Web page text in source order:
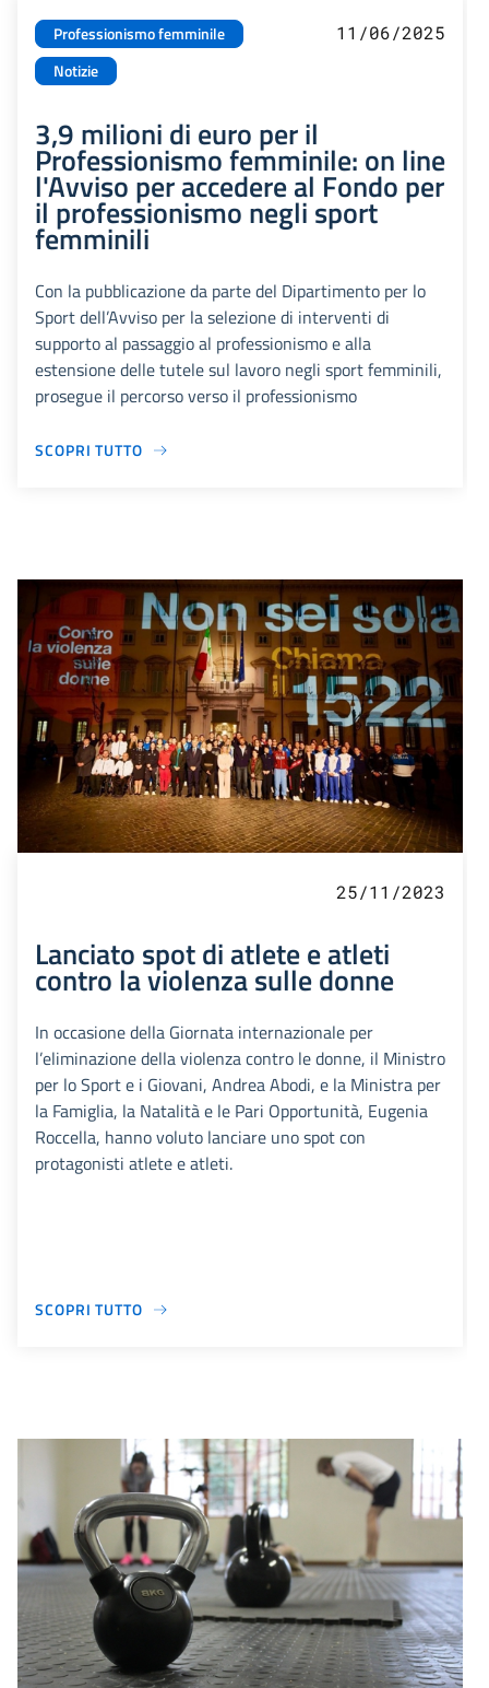
Professionismo femminile
Notizie
11/06/2025
3,9 milioni di euro per il
Professionismo femminile: on line
l'Avviso per accedere al Fondo per
il professionismo negli sport
femminili
Con la pubblicazione da parte del Dipartimento per lo
Sport dell’Avviso per la selezione di interventi di
supporto al passaggio al professionismo e alla
estensione delle tutele sul lavoro negli sport femminili,
prosegue il percorso verso il professionismo
SCOPRI TUTTO
25/11/2023
Lanciato spot di atlete e atleti
contro la violenza sulle donne
In occasione della Giornata internazionale per
l’eliminazione della violenza contro le donne, il Ministro
per lo Sport e i Giovani, Andrea Abodi, e la Ministra per
la Famiglia, la Natalità e le Pari Opportunità, Eugenia
Roccella, hanno voluto lanciare uno spot con
protagonisti atlete e atleti.
SCOPRI TUTTO